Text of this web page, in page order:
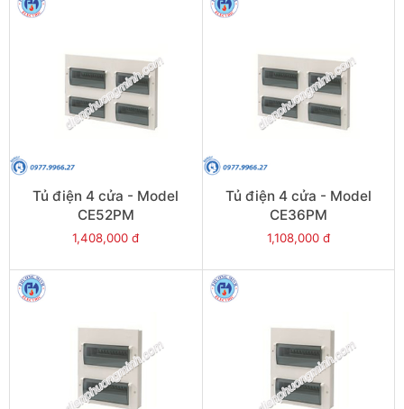
Tủ điện 4 cửa - Model
CE52PM
1,408,000 đ
Tủ điện 4 cửa - Model
CE36PM
1,108,000 đ